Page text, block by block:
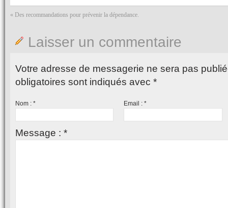
« Des recommandations pour prévenir la dépendance.
Laisser un commentaire
Votre adresse de messagerie ne sera pas
obligatoires sont indiqués avec *
Nom : * Email :*
Message : *